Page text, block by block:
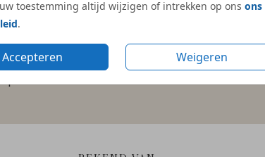
toestemming altijd wijzigen of intrekken op ons ons
.
Accepteren Weigeren
Duurzame en
verantwoorde